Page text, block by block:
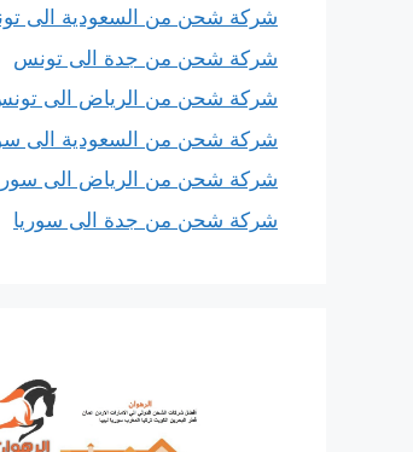
شركة شحن من السعودية الى
شركة شحن من جدة الى تونس
شركة شحن من الرياض الى
شركة شحن من السعودية الى
شركة شحن من الرياض الى
شركة شحن من جدة الى سوريا